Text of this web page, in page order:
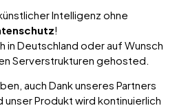
Intelligenz ohne
!
in Deutschland oder auf Wunsch
Serverstrukturen gehosted.
auch Dank unseres Partners
unser Produkt wird kontinuierlich